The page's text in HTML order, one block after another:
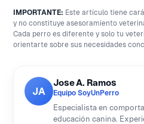
IMPORTANTE: Este artículo tiene
y no constituye asesoramiento
Cada perro es diferente y solo tu
orientarte sobre sus necesidades
JA
Jose A. Ramos
Equipo SoyUnPerro
Especialista en
educación canina.